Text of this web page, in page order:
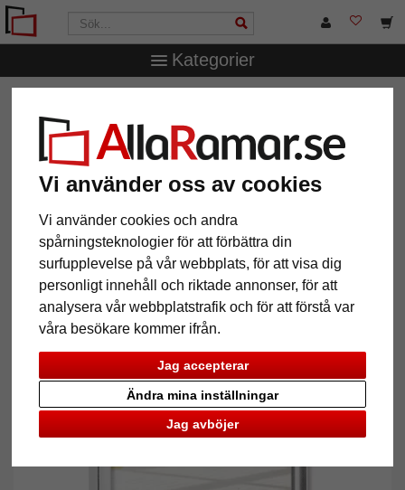
Vi använder oss av cookies
Vi använder cookies och andra
spårningsteknologier för att förbättra din
surfupplevelse på vår webbplats, för att visa dig
personligt innehåll och riktade annonser, för att
analysera vår webbplatstrafik och för att förstå var
våra besökare kommer ifrån.
Jag accepterar
Jag avböjer
Ändra mina inställningar
Kategorier
Väggspegel Périgueux efter mått
Väggspegel Périgueux efter mått
Tillbaka